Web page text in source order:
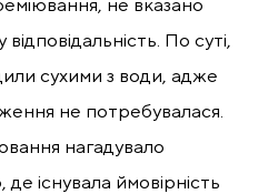
не вказано
По суті,
сухими з води, адже
не потребувалася.
нагадувало
існувала ймовірність